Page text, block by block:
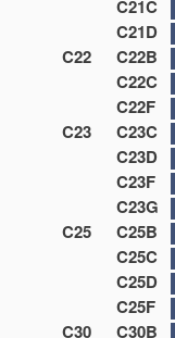
C21C
C21D
C22 C22B
C22C
C22F
C23 C23C
C23D
C23F
C23G
C25 C25B
C25C
C25D
C25F
C30 C30B